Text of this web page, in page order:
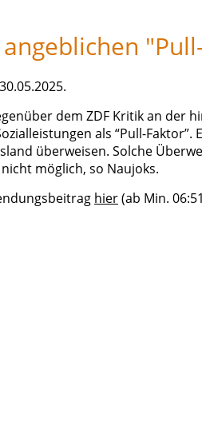
dem ZDF Kritik an der
als “Pull-Faktor”.
überweisen. Solche
möglich, so Naujoks.
hier(ab Min.